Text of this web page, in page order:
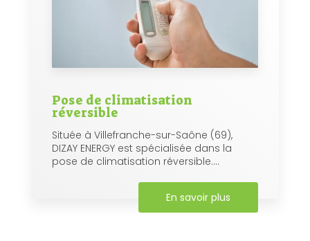
Pose de climatisation
réversible
Située à Villefranche-sur-Saône (69),
DIZAY ENERGY est spécialisée dans la
pose de climatisation réversible....
En savoir plus